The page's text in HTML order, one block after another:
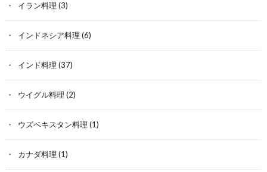
イラン料理 (3)
インドネシア料理 (6)
インド料理 (37)
ウイグル料理 (2)
ウズベキスタン料理 (1)
カナダ料理 (1)